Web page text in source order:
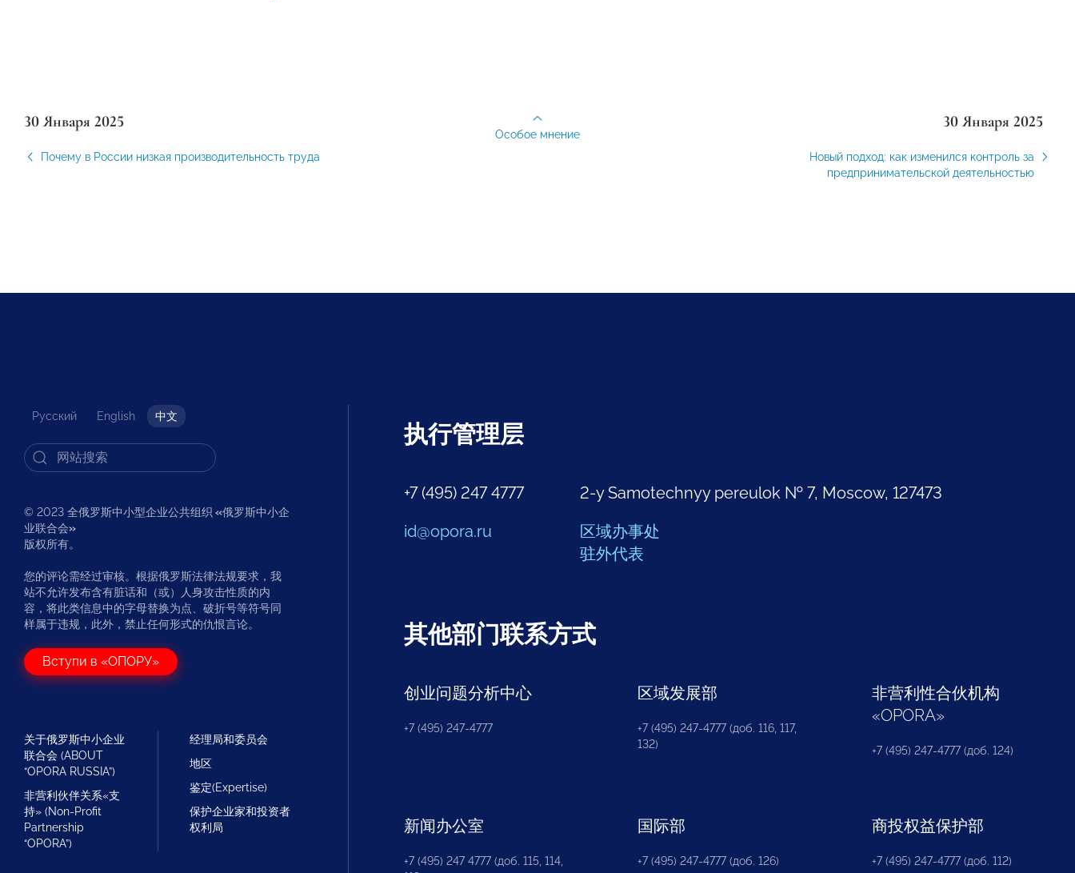
30 Января 2025
Почему в России низкая производительность труда
30 Января 2025
Новый подход: как изменился контроль за
предпринимательской деятельностью
Особое мнение
Русский English 中文
© 2023 全俄罗斯中小型企业公共组织 «俄罗斯中小企
业联合会»
版权所有。
您的评论需经过审核。根据俄罗斯法律法规要求，我
站不允许发布含有脏话和（或）人身攻击性质的内
容，将此类信息中的字母替换为点、破折号等符号同
样属于违规，此外，禁止任何形式的仇恨言论。
Вступи в «ОПОРУ»
关于俄罗斯中小企业
联合会 (ABOUT
“OPORA RUSSIA”)
非营利伙伴关系«支
持» (Non-Profit
Partnership
“OPORA”)
经理局和委员会
地区
鉴定(Expertise)
保护企业家和投资者
权利局
执行管理层
+7 (495) 247 4777
id@opora.ru
2-y Samotechnyy pereulok № 7, Moscow, 127473
区域办事处
驻外代表
其他部门联系方式
创业问题分析中心
+7 (495) 247-4777
区域发展部
+7 (495) 247-4777 (доб. 116, 117,
132)
非营利性合伙机构
«OPORA»
+7 (495) 247-4777 (доб. 124)
新闻办公室
+7 (495) 247 4777 (доб. 115, 114,
国际部
+7 (495) 247-4777 (доб. 126)
商投权益保护部
+7 (495) 247-4777 (доб. 112)